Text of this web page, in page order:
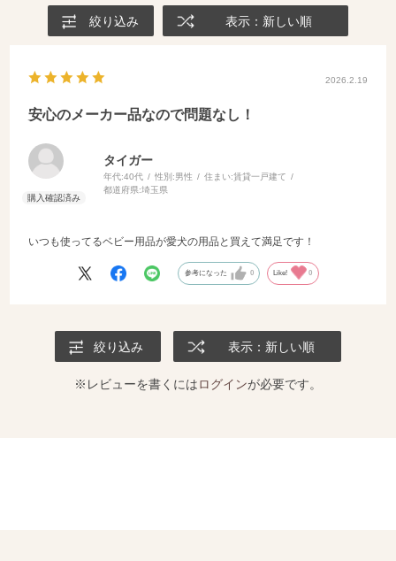
絞り込み 表示：新しい順
2026.2.19
安心のメーカー品なので問題なし！
タイガー
年代:40代 性別:男性 住まい:賃貸一戸建て
都道府県:埼玉県
いつも使ってるベビー用品が愛犬の用品と買えて満足です！
参考になった 0 Like! 0
絞り込み 表示：新しい順
※レビューを書くにはログインが必要です。